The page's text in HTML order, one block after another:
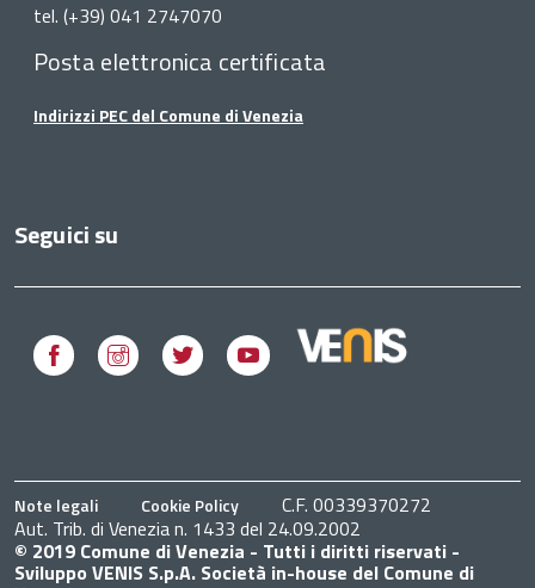
tel. (+39) 041 2747070
Posta elettronica certificata
Indirizzi PEC del Comune di Venezia
Seguici su
Facebook Instagram Twitter Youtube
Note legali Cookie Policy
C.F. 00339370272
Aut. Trib. di Venezia n. 1433 del 24.09.2002
© 2019 Comune di Venezia - Tutti i diritti riservati -
Sviluppo VENIS S.p.A. Società in-house del Comune di